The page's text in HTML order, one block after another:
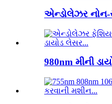
એન્ડોલેઝર નોન-
980nm મીની